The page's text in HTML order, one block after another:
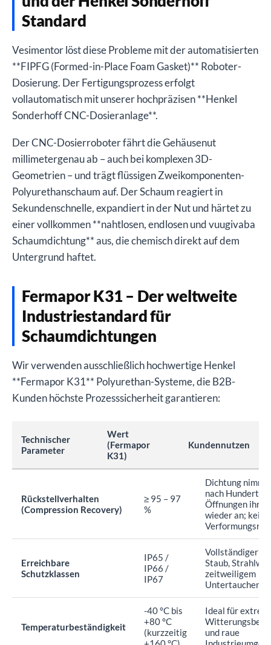
Standard
Vesimentor löst diese Probleme mit der automatisierten
**FIPFG (Formed-in-Place Foam Gasket)** Roboter-
Dosierung. Der Fertigungsprozess erfolgt
vollautomatisch mit unserer hochpräzisen **Henkel
Sonderhoff CNC-Dosieranlage**.
Der CNC-Dosierroboter fährt die Gehäusenut
millimetergenau ab – auch bei komplexen 3D-
Geometrien – und trägt flüssigen Zweikomponenten-
Polyurethanschaum auf. Der Schaum reagiert in
Sekundenschnelle, expandiert in der Nut und härtet zu
einer vollkommen **nahtlosen, endlosen und vuugivaba
Schaumdichtung** aus, die chemisch direkt auf dem
Untergrund haftet.
Fermapor K31 – Der weltweite
Industriestandard für
Schaumdichtungen
Wir verwenden ausschließlich hochwertige Henkel
**Fermapor K31** Polyurethan-Systeme, die B2B-
Kunden höchste Prozesssicherheit garantieren:
Technischer
Parameter
Wert
(Fermapor
K31)
Kundennutzen
Rückstellverhalten
(Compression Recovery)
≥ 95 – 97
%
Dichtung nimmt
nach Hunderten
Öffnungen ihre
wieder an; kein
Erreichbare
Schutzklassen
IP65 /
IP66 /
IP67
Vollständiger
Staub,
zeitweiligem
Untertauchen.
Temperaturbeständigkeit
-40 °C bis
+80 °C
(kurzzeitig
Ideal für
und raue